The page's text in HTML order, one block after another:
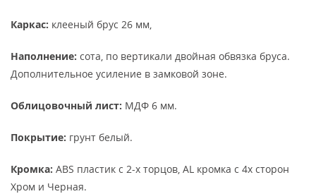
Каркас: клееный брус 26 мм,
Наполнение: сота, по вертикали двойная обвязка бруса.
Дополнительное усиление в замковой зоне.
Облицовочный лист: МДФ 6 мм.
Покрытие: грунт белый.
Кромка: ABS пластик с 2-х торцов, AL кромка с 4х сторон
Хром и Черная.